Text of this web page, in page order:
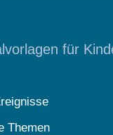
für
Themen